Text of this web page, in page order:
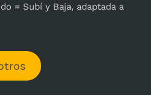
= Subí y Baja, adaptada a